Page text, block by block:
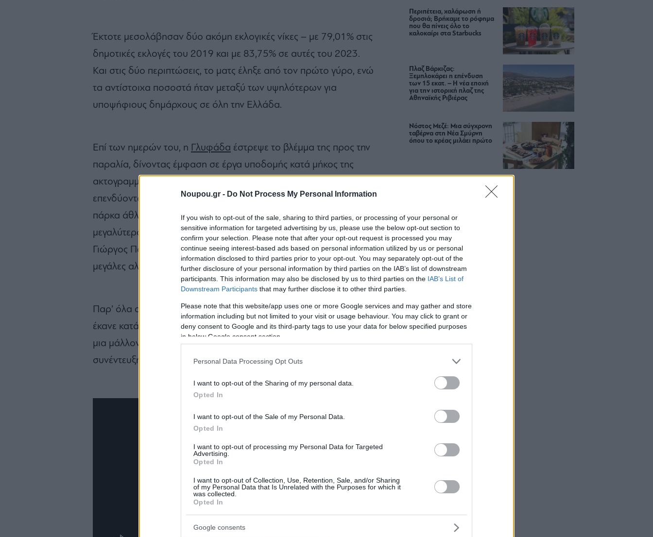
Noupou.gr - Do Not Process My Personal Information
If you wish to opt-out of the sale, sharing to third parties, or processing of your personal or
sensitive information for targeted advertising by us, please use the below opt-out section to
confirm your selection. Please note that after your opt-out request is processed you may
continue seeing interest-based ads based on personal information utilized by us or personal
information disclosed to third parties prior to your opt-out. You may separately opt-out of the
further disclosure of your personal information by third parties on the IAB’s list of downstream
participants. This information may also be disclosed by us to third parties on the IAB’s List of
Downstream Participants that may further disclose it to other third parties.
Please note that this website/app uses one or more Google services and may gather and store
information including but not limited to your visit or usage behaviour. You may click to grant or
deny consent to Google and its third-party tags to use your data for below specified purposes
in below Google consent section.
Personal Data Processing Opt Outs
I want to opt-out of the Sharing of my personal data.
Opted In
I want to opt-out of the Sale of my Personal Data.
Opted In
I want to opt-out of processing my Personal Data for Targeted
Advertising.
Opted In
I want to opt-out of Collection, Use, Retention, Sale, and/or Sharing
of my Personal Data that Is Unrelated with the Purposes for which it
was collected.
Opted In
Google consents
Έκτοτε μεσολάβησαν δύο ακόμη εκλογικές νίκες – με 79,01% στις
δημοτικές εκλογές του 2019 και με 83,75% σε αυτές του 2023.
Και στις δύο περιπτώσεις, το ματς έληξε από τον πρώτο γύρο, ενώ
τα αντίστοιχα ποσοστά ήταν μεταξύ των υψηλότερων για
υποψήφιους δημάρχους σε όλη την Ελλάδα.
Επί των ημερών του, η Γλυφάδα έστρεψε το βλέμμα της προς την
παραλία, δίνοντας έμφαση σε έργα υποδομής κατά μήκος της
ακτογραμμής, ενώ ενίσχυσε τη family friendly εικόνα της,
επενδύοντας σε παιδικούς σταθμούς, σχολικές εγκαταστάσεις,
πάρκα άθλησης και παιδικές χαρές. Παράλληλα, ως Δήμαρχος του
μεγαλύτερου όμορου δήμου με το πρώην Διεθνές Αεροδρόμιο, ο
Γιώργος Παπανικολάου ανέλαβε να προετοιμάσει την πόλη για τις
μεγάλες αλλαγές που θα φέρει μαζί της η επένδυση του Ελληνικού.
Παρ’ όλα αυτά, στην ερώτηση ποιο είναι το μεγαλύτερο έργο που
έκανε κατά τη διάρκεια της δεκάχρονης θητείας του, ο ίδιος έχει
μια μάλλον αναπάντεχη απάντηση. Τη δίνει -μαζί με άλλες- στη
συνέντευξη που παραχώρησε στο NouPou.
Περιπέτεια, χαλάρωση ή
δροσιά; Βρήκαμε το ρόφημα
που θα πίνεις όλο το
καλοκαίρι στα Starbucks
Πλαζ Βάρκιζας:
Ξεμπλοκάρει η επένδυση
των 15 εκατ. – Η νέα εποχή
για την ιστορική πλαζ της
Αθηναϊκής Ριβιέρας
Νόστος Μεζέ: Μια σύγχρονη
ταβέρνα στη Νέα Σμύρνη
όπου το κρέας μιλάει πρώτο